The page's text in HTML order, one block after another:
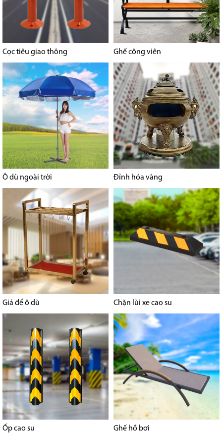
Cọc tiêu giao thông Ghế công viên
Ô dù ngoài trời Đỉnh hóa vàng
Giá để ô dù Chặn lùi xe cao su
Ốp cao su Ghế hồ bơi